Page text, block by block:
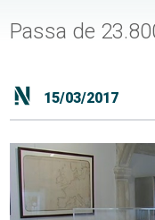
Passa de
15/03/2017